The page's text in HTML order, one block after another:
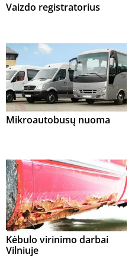
Vaizdo registratorius
Mikroautobusų nuoma
Kėbulo virinimo darbai
Vilniuje